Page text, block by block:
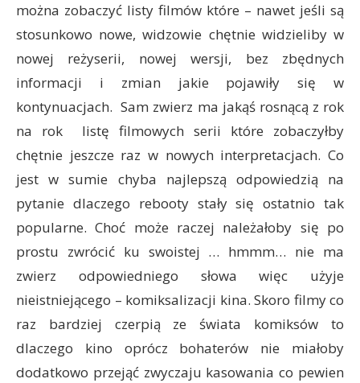
można zobaczyć listy filmów które – nawet jeśli są
stosunkowo nowe, widzowie chętnie widzieliby w
nowej reżyserii, nowej wersji, bez zbędnych
informacji i zmian jakie pojawiły się w
kontynuacjach. Sam zwierz ma jakąś rosnącą z rok
na rok listę filmowych serii które zobaczyłby
chętnie jeszcze raz w nowych interpretacjach. Co
jest w sumie chyba najlepszą odpowiedzią na
pytanie dlaczego rebooty stały się ostatnio tak
popularne. Choć może raczej należałoby się po
prostu zwrócić ku swoistej … hmmm… nie ma
zwierz odpowiedniego słowa więc użyje
nieistniejącego – komiksalizacji kina. Skoro filmy co
raz bardziej czerpią ze świata komiksów to
dlaczego kino oprócz bohaterów nie miałoby
dodatkowo przejąć zwyczaju kasowania co pewien